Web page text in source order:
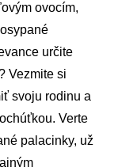
ovocím,
určite
Vezmite si
svoju rodinu a
Verte
palacinky, už